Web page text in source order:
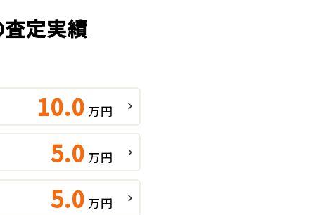
定実績
10.0 万円
5.0 万円
5.0 万円